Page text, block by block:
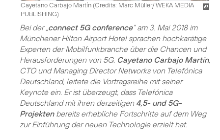
Cayetano Carbajo Martín (Credits: Marc Müller/ WEKA MEDIA
PUBLISHING)
Bei der „ connect 5G conference“ am 3. Mai 2018 im
Münchener Hilton Airport Hotel sprachen hochkarätige
Experten der Mobilfunkbranche über die Chancen und
Herausforderungen von 5G. Cayetano Carbajo Martín,
CTO und Managing Director Networks von Telefónica
Deutschland, leitete die Vortragsreihe mit seiner
Keynote ein. Er ist überzeugt, dass Telefónica
Deutschland mit ihren derzeitigen 4,5- und 5G-
Projektenbereits erhebliche Fortschritte auf dem Weg
zur Einführung der neuen Technologie erzielt hat.